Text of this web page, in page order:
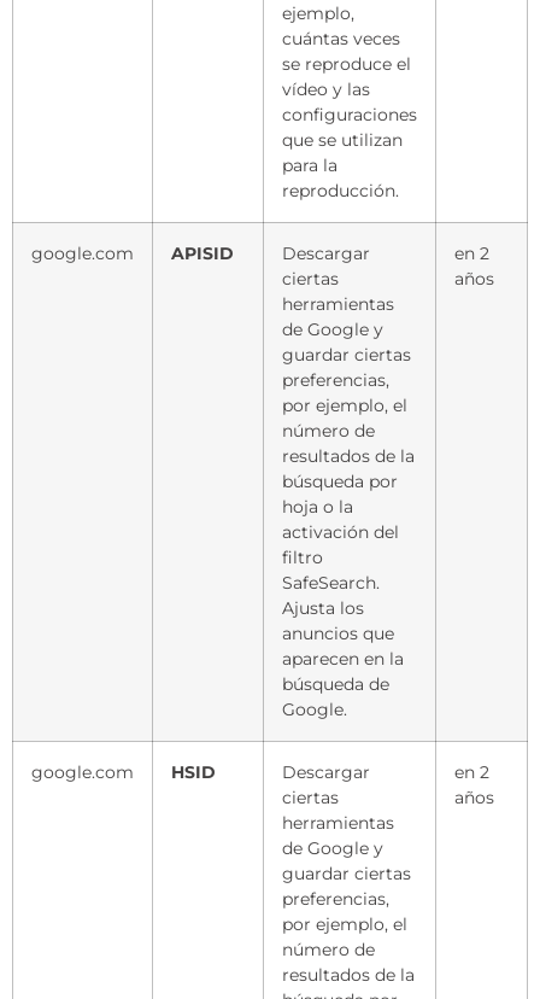
ejemplo,
cuántas veces
se reproduce el
vídeo y las
configuraciones
que se utilizan
para la
reproducción.
google.com APISID
Descargar
ciertas
herramientas
de Google y
guardar ciertas
preferencias,
por ejemplo, el
número de
resultados de la
búsqueda por
hoja o la
activación del
filtro
SafeSearch.
Ajusta los
anuncios que
aparecen en la
búsqueda de
Google.
en 2
años
google.com HSID
Descargar
ciertas
herramientas
de Google y
guardar ciertas
preferencias,
por ejemplo, el
número de
resultados de la
en 2
años